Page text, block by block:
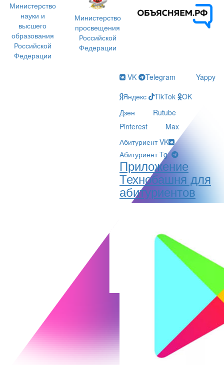
Министерство
науки и
высшего
образования
Российской
Федерации
Министерство
просвещения
Российской
Федерации
VK Telegram
Yappy
Яндекс
TikTok
OK
Дзен
Rutube
Pinterest
Max
Абитуриент VK
Абитуриент Tg
Приложение
Технобашня для
абитуриентов